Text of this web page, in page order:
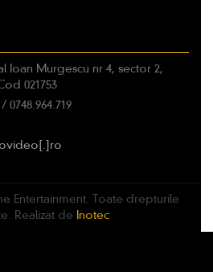
Ioan Murgescu nr 4, sector 2,
021753
0748.964.719
Entertainment. Toate drepturile
Realizat de Inotec